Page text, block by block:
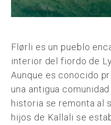
Flørli es un pueblo
interior del fiordo de
Aunque es conocido
una antigua
historia se remonta al
hijos de Kallali se